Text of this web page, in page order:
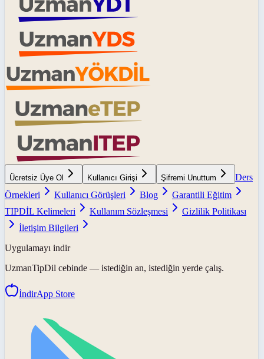
Ücretsiz Üye Ol Kullanıcı Girişi Şifremi Unuttum
Ders
Örnekleri
Kullanıcı Görüşleri Blog
Garantili Eğitim
TIPDİL Kelimeleri
Kullanım Sözleşmesi
Gizlilik Politikası
İletişim Bilgileri
Uygulamayı indir
UzmanTipDil cebinde — istediğin an, istediğin yerde çalış.
İndirApp Store